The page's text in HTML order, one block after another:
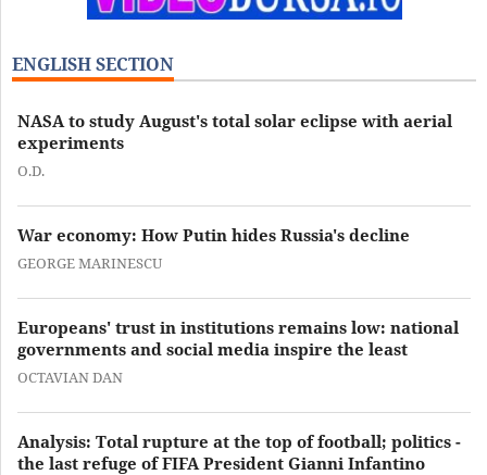
ENGLISH SECTION
NASA to study August's total solar eclipse with aerial
experiments
O.D.
War economy: How Putin hides Russia's decline
GEORGE MARINESCU
Europeans' trust in institutions remains low: national
governments and social media inspire the least
OCTAVIAN DAN
Analysis: Total rupture at the top of football; politics -
the last refuge of FIFA President Gianni Infantino